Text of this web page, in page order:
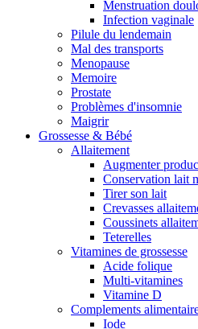
Menstruation
Infection vaginale
Pilule du lendemain
Mal des transports
Menopause
Memoire
Prostate
Problèmes d'insomnie
Maigrir
Grossesse & Bébé
Allaitement
Augmenter
Conservation lait
Tirer son lait
Crevasses
Coussinets
Teterelles
Vitamines de grossesse
Acide folique
Multi-vitamines
Vitamine D
Complements
Iode